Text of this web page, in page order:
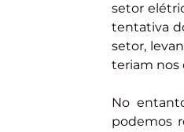
setor
tentativa
setor,
teriam nos
No
podemos